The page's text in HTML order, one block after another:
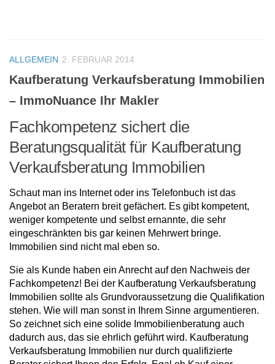
ALLGEMEIN 2. FEBRUAR 2014
Kaufberatung Verkaufsberatung Immobilien
– ImmoNuance Ihr Makler
Fachkompetenz sichert die
Beratungsqualität für Kaufberatung
Verkaufsberatung Immobilien
Schaut man ins Internet oder ins Telefonbuch ist das
Angebot an Beratern breit gefächert. Es gibt kompetent,
weniger kompetente und selbst ernannte, die sehr
eingeschränkten bis gar keinen Mehrwert bringe.
Immobilien sind nicht mal eben so.
Sie als Kunde haben ein Anrecht auf den Nachweis der
Fachkompetenz! Bei der Kaufberatung Verkaufsberatung
Immobilien sollte als Grundvoraussetzung die Qualifikation
stehen. Wie will man sonst in Ihrem Sinne argumentieren.
So zeichnet sich eine solide Immobilienberatung auch
dadurch aus, das sie ehrlich geführt wird. Kaufberatung
Verkaufsberatung Immobilien nur durch qualifizierte